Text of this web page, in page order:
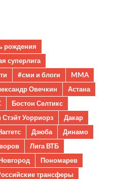
рождения
суперлига
#сми и блоги
MMA
Овечкин
Астана
Бостон Селтикс
Стэйт Уорриорз
Дакар
Дзюба
Динамо
Лига ВТБ
Пономарев
трансферы